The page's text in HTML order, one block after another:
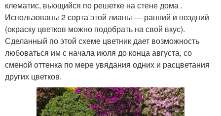
клематис, вьющийся по решетке на стене дома .
Использованы 2 сорта этой лианы — ранний и поздний
(окраску цветков можно подобрать на свой вкус).
Сделанный по этой схеме цветник дает возможность
любоваться им с начала июля до конца августа, со
сменой оттенка по мере увядания одних и расцветания
других цветков.